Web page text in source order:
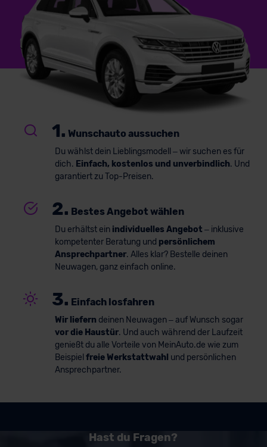
1. Wunschauto aussuchen
Du wählst dein Lieblingsmodell – wir suchen es für
dich. Einfach, kostenlos und unverbindlich. Und
garantiert zu Top-Preisen.
2. Bestes Angebot wählen
Du erhältst ein individuelles Angebot – inklusive
kompetenter Beratung und persönlichem
Ansprechpartner. Alles klar? Bestelle deinen
Neuwagen, ganz einfach online.
3. Einfach losfahren
Wir liefern deinen Neuwagen – auf Wunsch sogar
vor die Haustür. Und auch während der Laufzeit
genießt du alle Vorteile von MeinAuto.de wie zum
Beispiel freie Werkstattwahl und persönlichen
Ansprechpartner.
Hast du Fragen?